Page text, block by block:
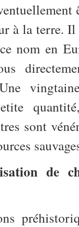
à la terre.
nom en
sont
de